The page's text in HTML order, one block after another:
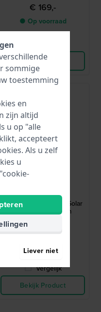
€ 169,-
● Op voorraad
Bekijk Product
EW2720-57A
EW2720-57A 30 mm Solar
horloge met datum
€ 159,-
Vergelijk
Bekijk Product
sommige
toestemming
en
zijn altijd
u op "alle
accepteert
Als u zelf
u
Liever niet